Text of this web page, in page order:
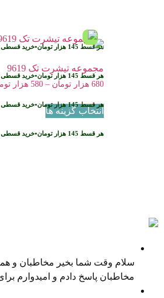
هر قسط 145 هزار تومان•خرید قسطی
هر قسط 145 هزار تومان•خرید قسطی
هر قسط145 هزار تومان•خرید قسطی
هر قسط 145 هزار تومان•خرید قسطی
مجموعه تیشرت تک 9619
680 هزار تومان –
580 هزار
انتخاب گزینه ها
سلام وقت شما بخیر مخاطبان و
مخاطبان پاسخ دادم و امیدوارم